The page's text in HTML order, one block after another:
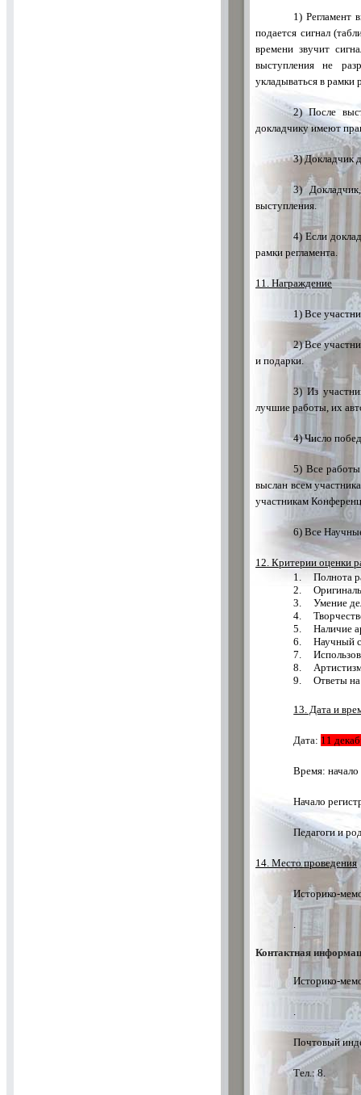
1) Регламент
подается сигнал
времени звучит
выступления не
укладываться в рамки
2) После
докладчику имеют
3) Докладчик
3)
выступления.
4) Если
рамки регламента.
11. Награждение
1) Все
2) Все
и подарки.
3) Из
лучшие работы, их
4) Число
5) Все
выслан всем
участникам
6) Все
12. Критерии оценки
1.
Полнота
2.
3.
Умение
4.
5.
Наличие
6.
Научный
7.
8.
9.
Ответы
13. Дата и
Дата: 11
Время:
Начало
Педагоги и
14. Место проведения
Историко-
.
Контактная
Историко-
.
Почтовый
Тел.: 8.